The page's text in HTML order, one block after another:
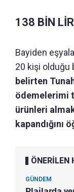
138 BİN
Bayiden
20 kişi olduğu
belirten
ödemelerimi
ürünleri
kapandığını
ÖNERİLEN
GÜNDEM